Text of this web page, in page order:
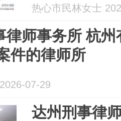
热心市民林女士
律师事务所 杭
件的律师所
07-29
达州刑事律